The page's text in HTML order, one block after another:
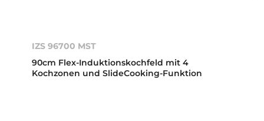
IZS 96700 MST
90cm Flex-Induktionskochfeld mit 4
Kochzonen und SlideCooking-Funktion